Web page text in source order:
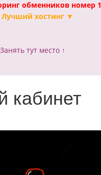
обменников номер 1
хостинг ▼
Занять тут место ↑
кабинет